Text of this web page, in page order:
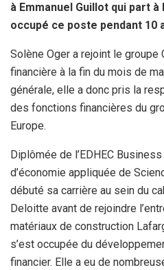
à Emmanuel Guillot qui part
occupé ce poste pendant 10
Solène Oger a rejoint le groupe
financière à la fin du mois de
générale, elle a donc pris la
des fonctions financières du
Europe.
Diplômée de l’EDHEC
d’économie appliquée de
débuté sa carrière au sein du
Deloitte avant de rejoindre
matériaux de construction
s’est occupée du
financier. Elle a eu de